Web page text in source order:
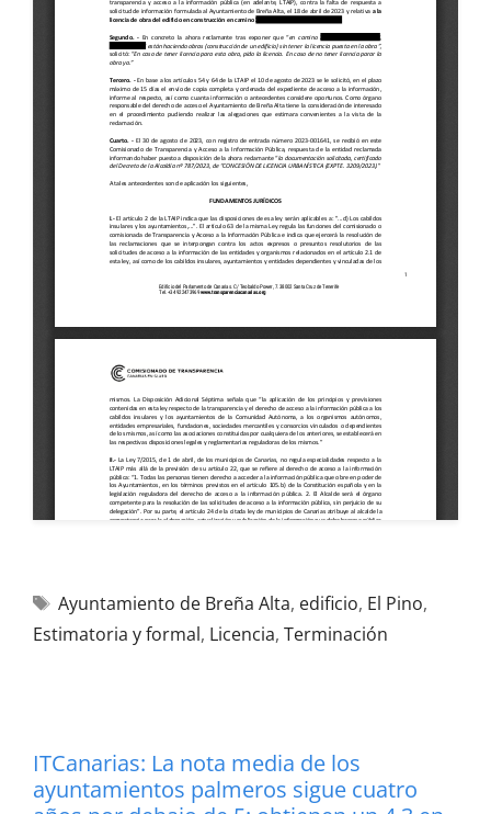
Ayuntamiento de Breña Alta, edificio, El Pino,
Estimatoria y formal, Licencia, Terminación
ITCanarias: La nota media de los
ayuntamientos palmeros sigue cuatro